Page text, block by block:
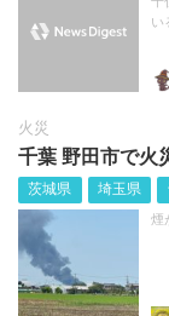
い
火災
千葉 野田市で火
茨城県 埼玉県
煙